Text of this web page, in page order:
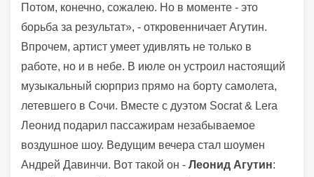
Потом, конечно, сожалею. Но в моменте - это
борьба за результат», - откровенничает Агутин.
Впрочем, артист умеет удивлять не только в
работе, но и в небе. В июле он устроил настоящий
музыкальный сюрприз прямо на борту самолета,
летевшего в Сочи. Вместе с дуэтом Socrat & Lera
Леонид подарил пассажирам незабываемое
воздушное шоу. Ведущим вечера стал шоумен
Андрей Давинчи. Вот такой он - Леонид Агутин: